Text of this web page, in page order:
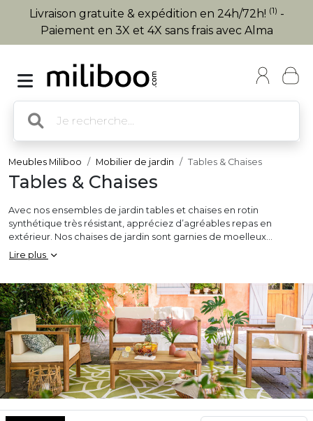
Livraison gratuite & expédition en 24h/72h! (1) -
Paiement en 3X et 4X sans frais avec Alma
Meubles Miliboo Mobilier de jardin Tables & Chaises
Tables & Chaises
Avec nos ensembles de jardin tables et chaises en rotin
synthétique très résistant, appréciez d’agréables repas en
extérieur. Nos chaises de jardin sont garnies de moelleux
coussins et vous promettent un confort inégalable !
Lire plus